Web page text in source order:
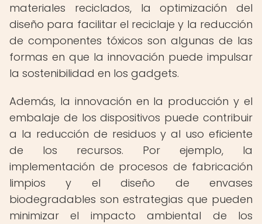
materiales reciclados, la optimización del
diseño para facilitar el reciclaje y la reducción
de componentes tóxicos son algunas de las
formas en que la innovación puede impulsar
la sostenibilidad en los gadgets.
Además, la innovación en la producción y el
embalaje de los dispositivos puede contribuir
a la reducción de residuos y al uso eficiente
de los recursos. Por ejemplo, la
implementación de procesos de fabricación
limpios y el diseño de envases
biodegradables son estrategias que pueden
minimizar el impacto ambiental de los